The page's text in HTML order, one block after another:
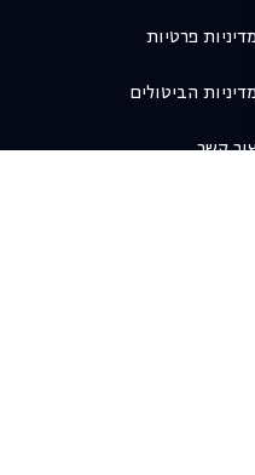
מדיניות פרטיות
מדיניות הביטולים
קשר